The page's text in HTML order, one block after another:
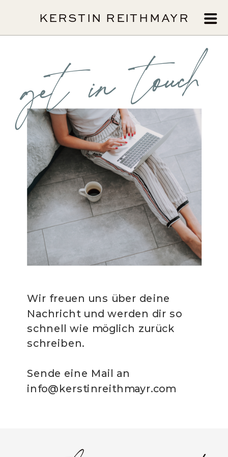
KERSTIN REITHMAYR
Wir freuen uns über deine
Nachricht und werden dir so
schnell wie möglich zurück
schreiben.
Sende eine Mail an
info@kerstinreithmayr.com
get in touch